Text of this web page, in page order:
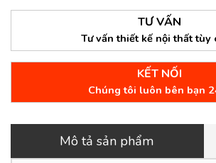
TƯ VẤN
Tư vấn thiết kế nội thất tùy
KẾT NỐI
Chúng tôi luôn bên bạn
Mô tả sản phẩm